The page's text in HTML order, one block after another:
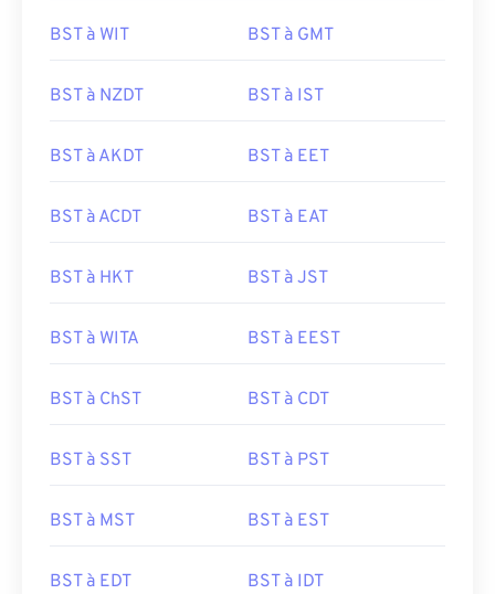
BST à WIT BST à GMT
BST à NZDT BST à IST
BST à AKDT BST à EET
BST à ACDT BST à EAT
BST à HKT BST à JST
BST à WITA BST à EEST
BST à ChST BST à CDT
BST à SST BST à PST
BST à MST BST à EST
BST à EDT BST à IDT